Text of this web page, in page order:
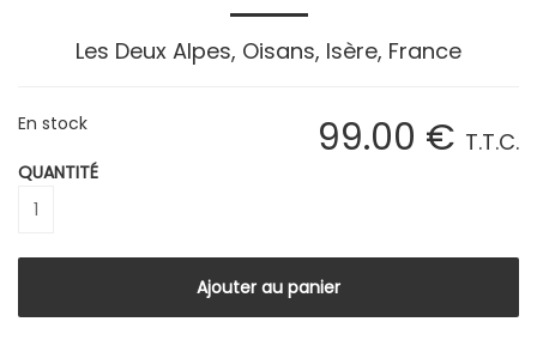
Les Deux Alpes, Oisans, Isère, France
99.00 € T.T.C.
En stock
QUANTITÉ